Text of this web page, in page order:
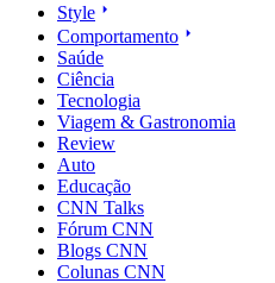
Style
Comportamento
Saúde
Ciência
Tecnologia
Viagem & Gastronomia
Review
Auto
Educação
CNN Talks
Fórum CNN
Blogs CNN
Colunas CNN